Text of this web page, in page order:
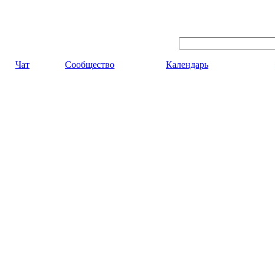
Чат Сообщество Календарь